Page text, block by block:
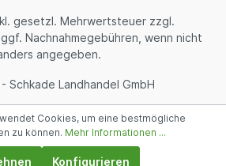
gesetzl. Mehrwertsteuer zzgl.
Nachnahmegebühren, wenn nicht
angegeben.
Schkade Landhandel GmbH
Cookies, um eine bestmögliche
zu können. Mehr Informationen ...
Konfigurieren